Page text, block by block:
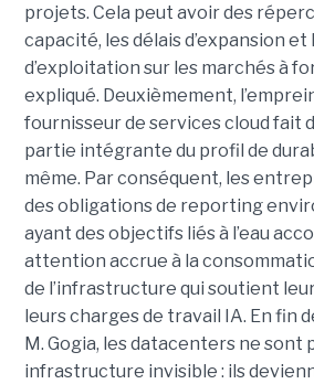
projets. Cela peut avoir des
capacité, les délais d’expansion et
d’exploitation sur les marchés à
expliqué. Deuxièmement,
fournisseur de services cloud fait
partie intégrante du profil de
même. Par conséquent, les
des obligations de reporting
ayant des objectifs liés à l’eau
attention accrue à la
de l’infrastructure qui soutient
leurs charges de travail IA. En fin
M. Gogia, les datacenters ne sont
infrastructure invisible : ils